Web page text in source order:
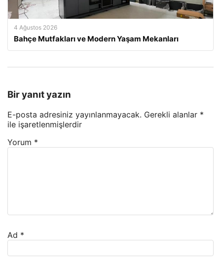
4 Ağustos 2026
Bahçe Mutfakları ve Modern Yaşam Mekanları
Bir yanıt yazın
E-posta adresiniz yayınlanmayacak. Gerekli alanlar *
ile işaretlenmişlerdir
Yorum *
Ad *